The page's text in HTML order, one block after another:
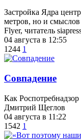
Застройка Ядра
метров, но и смыслов
Flyer, читатель
04 августа в 12:55
1244 1
​Совпадение
Как
Дмитрий Щеглов
04 августа в 11:22
1542 1